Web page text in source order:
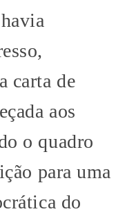
carta de
aos
o quadro
para uma
do